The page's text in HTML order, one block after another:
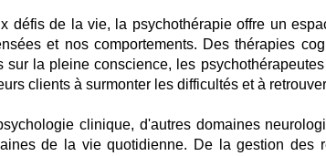
défis de la vie, la psychothérapie offre un
et nos comportements. Des thérapies
sur la pleine conscience, les
clients à surmonter les difficultés et à
clinique, d'autres domaines
de la vie quotidienne. De la gestion des